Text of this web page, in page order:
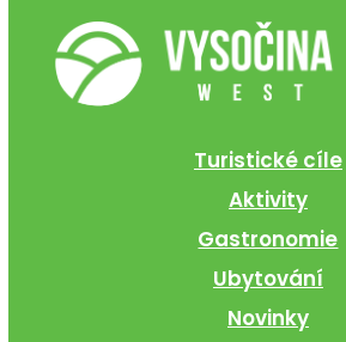
Turistické cíle
Aktivity
Gastronomie
Ubytování
Novinky